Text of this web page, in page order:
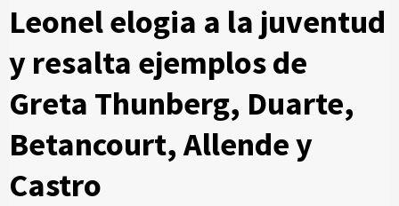
Leonel elogia a la juventud
y resalta ejemplos de
Greta Thunberg, Duarte,
Betancourt, Allende y
Castro